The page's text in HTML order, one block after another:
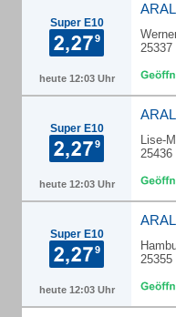
Super E10
heute 12:03 Uhr
ARAL
25337
Super E10
heute 12:03 Uhr
ARAL
Lise-
25436
Super E10
heute 12:03 Uhr
ARAL